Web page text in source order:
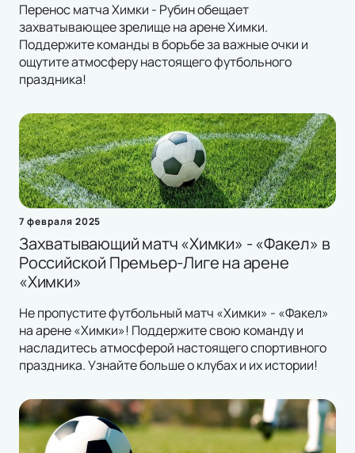
Перенос матча Химки - Рубин обещает
захватывающее зрелище на арене Химки.
Поддержите команды в борьбе за важные очки и
ощутите атмосферу настоящего футбольного
праздника!
7 февраля 2025
Захватывающий матч «Химки» - «Факел» в
Российской Премьер-Лиге на арене
«Химки»
Не пропустите футбольный матч «Химки» - «Факел»
на арене «Химки»! Поддержите свою команду и
насладитесь атмосферой настоящего спортивного
праздника. Узнайте больше о клубах и их истории!